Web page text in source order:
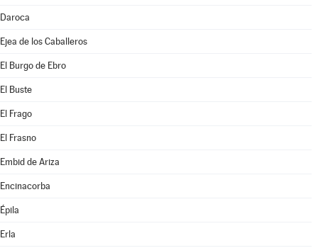
Daroca
Ejea de los Caballeros
El Burgo de Ebro
El Buste
El Frago
El Frasno
Embid de Ariza
Encinacorba
Épila
Erla